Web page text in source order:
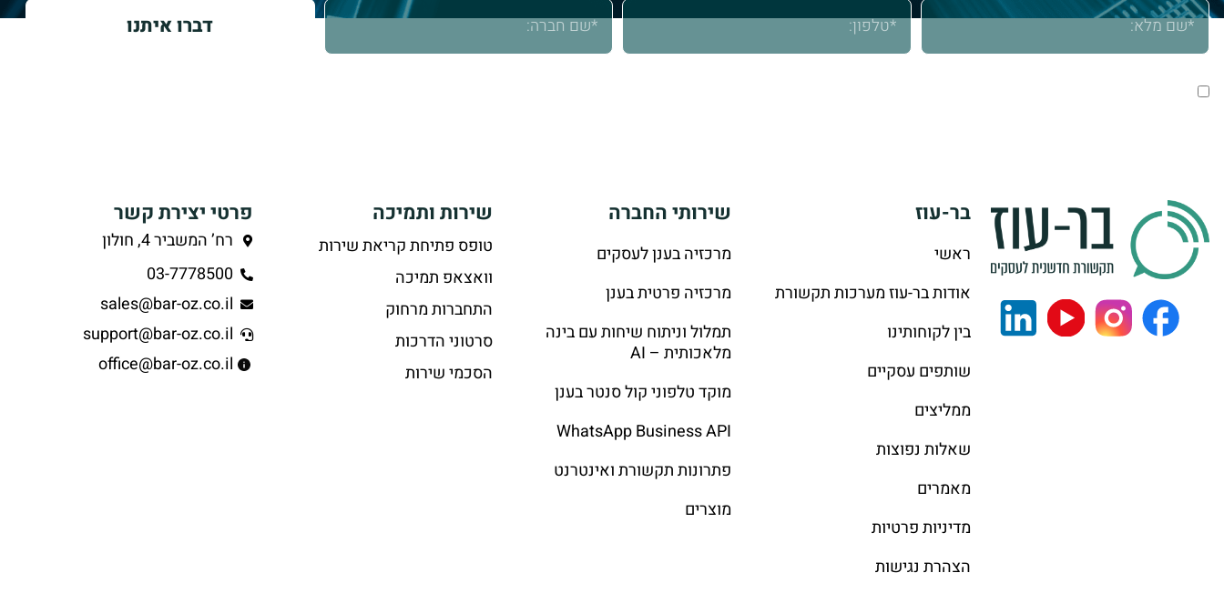
דברו איתנו
בר-עוז
ראשי
אודות בר-עוז מערכות תקשורת
בין לקוחותינו
שותפים עסקיים
ממליצים
שאלות נפוצות
מאמרים
מדיניות פרטיות
הצהרת נגישות
שירותי החברה
מרכזיה בענן לעסקים
מרכזיה פרטית בענן
תמלול וניתוח שיחות עם בינה
מלאכותית – AI
מוקד טלפוני קול סנטר בענן
WhatsApp Business API
פתרונות תקשורת ואינטרנט
מוצרים
שירות ותמיכה
טופס פתיחת קריאת שירות
וואצאפ תמיכה
התחברות מרחוק
סרטוני הדרכות
הסכמי שירות
פרטי יצירת קשר
רח’ המשביר 4, חולון
03-7778500
sales@bar-oz.co.il
support@bar-oz.co.il
office@bar-oz.co.il